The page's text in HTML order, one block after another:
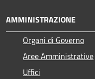
AMMINISTRAZIONE
Organi di Governo
Aree Amministrative
Uffici